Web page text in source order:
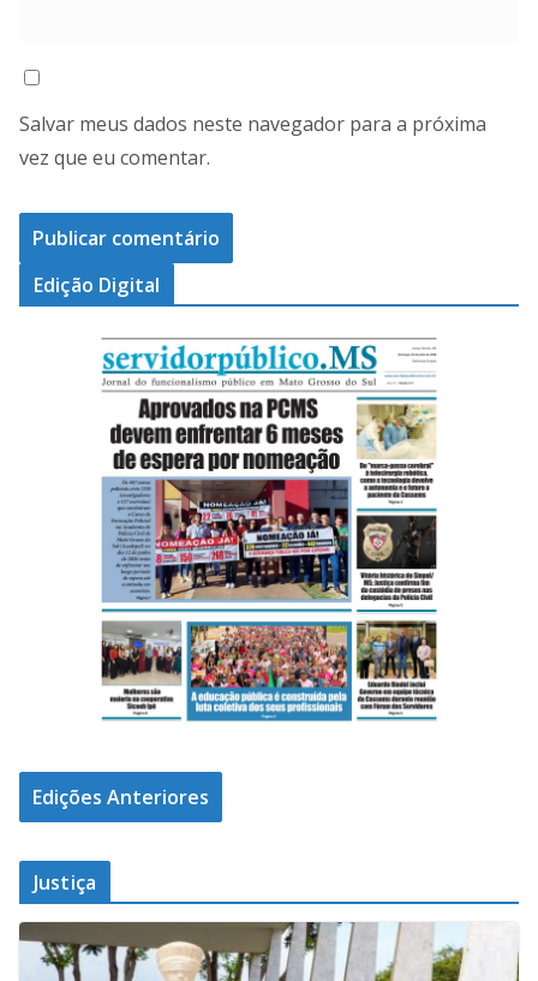
Salvar meus dados neste navegador para a próxima
vez que eu comentar.
Edição Digital
Edições Anteriores
Justiça